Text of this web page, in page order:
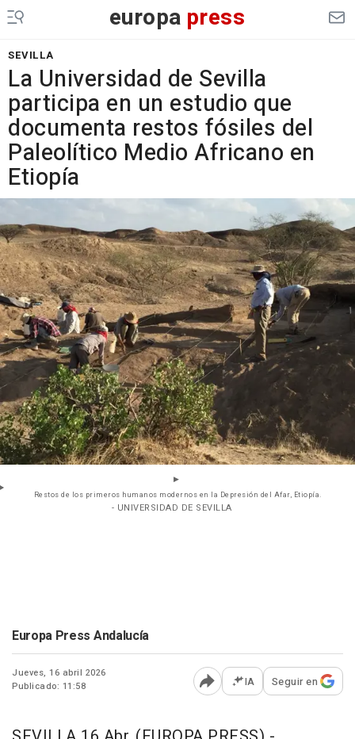
europa press
SEVILLA
La Universidad de Sevilla
participa en un estudio que
documenta restos fósiles del
Paleolítico Medio Africano en
Etiopía
Restos de los primeros humanos modernos en la Depresión del Afar, Etiopía.
- UNIVERSIDAD DE SEVILLA
Europa Press Andalucía
Jueves, 16 abril 2026
Publicado: 11:58
Abrir opciones para
IA Seguir en